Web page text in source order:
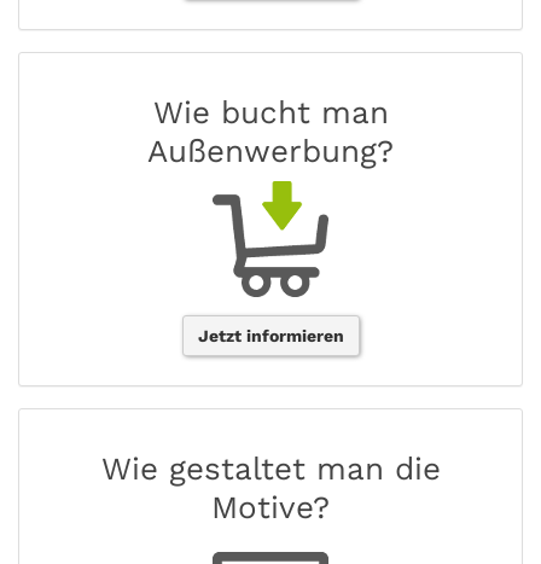
Wie bucht man
Außenwerbung?
Jetzt informieren
Wie gestaltet man die
Motive?